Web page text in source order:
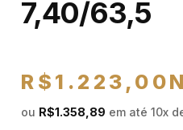
7,40/63,5
R$ 1.223,00
ou R$1.358,89 em até 10x